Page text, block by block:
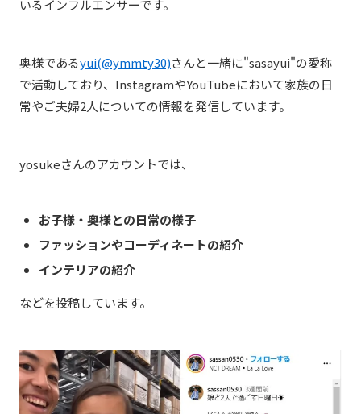
いるインフルエンサーです。
奥様であるyui(@ymmty30)さんと一緒に"sasayui"の愛称
で活動しており、InstagramやYouTubeにおいて家族の日
常やご夫婦2人についての情報を発信しています。
yosukeさんのアカウントでは、
お子様・奥様との日常の様子
ファッションやコーディネートの紹介
インテリアの紹介
などを投稿しています。